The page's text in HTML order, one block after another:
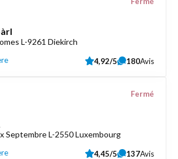
L-9261 Diekirch
4,92/5 180Avis
Septembre L-2550 Luxembourg
Fermé
4,45/5 137Avis